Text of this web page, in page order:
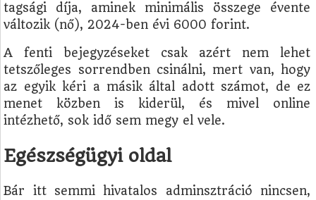
tagsági díja, aminek minimális összege évente
változik (nő), 2024-ben évi 6000 forint.
A fenti bejegyzéseket csak azért nem lehet
tetszőleges sorrendben csinálni, mert van, hogy
az egyik kéri a másik által adott számot, de ez
menet közben is kiderül, és mivel online
intézhető, sok idő sem megy el vele.
Egészségügyi oldal
Bár itt semmi hivatalos adminsztráció nincsen,